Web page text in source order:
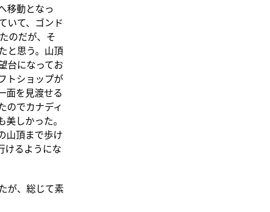
移動となっ
て、 ゴンド
のだが、そ
と思う。山頂
台になってお
トショップが
面を見渡せる
のでカナディ
しかった。
山頂まで歩け
けるようにな
が、総じて素